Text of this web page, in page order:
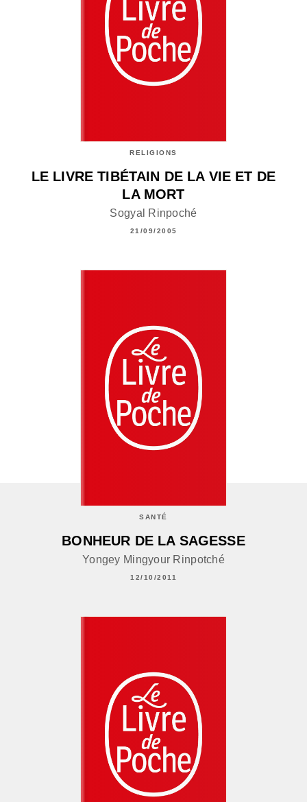
RELIGIONS
LE LIVRE TIBÉTAIN DE LA VIE ET DE
LA MORT
Sogyal Rinpoché
21/09/2005
SANTÉ
BONHEUR DE LA SAGESSE
Yongey Mingyour Rinpotché
12/10/2011